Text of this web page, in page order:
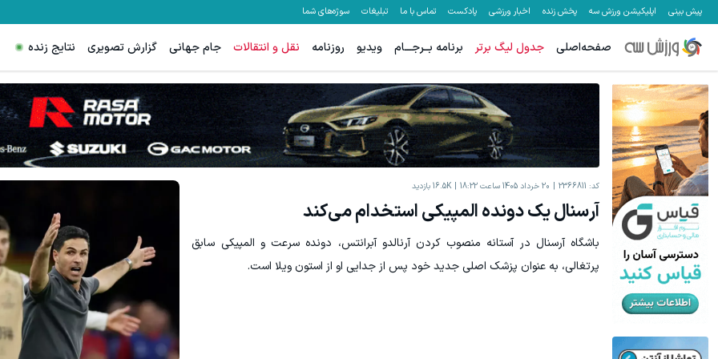
پیش بینی اپلیکیشن ورزش سه پخش زنده اخبار ورزشی پادکست تماس با ما تبلیغات سوژه‌های شما
صفحه‌اصلی جدول لیگ برتر برنامه بــرجـــام ویدیو روزنامه نقل و انتقالات جام جهانی گزارش تصویری نتایج زنده
کد: 2366811 20 خرداد 1405 ساعت 18:22 16.5K بازدید
آرسنال یک دونده المپیکی استخدام می‌کند
باشگاه آرسنال در آستانه منصوب کردن آرنالدو آبرانتس، دونده سرعت و المپیکی سابق
پرتغالی، به عنوان پزشک اصلی جدید خود پس از جدایی او از استون ویلا است.